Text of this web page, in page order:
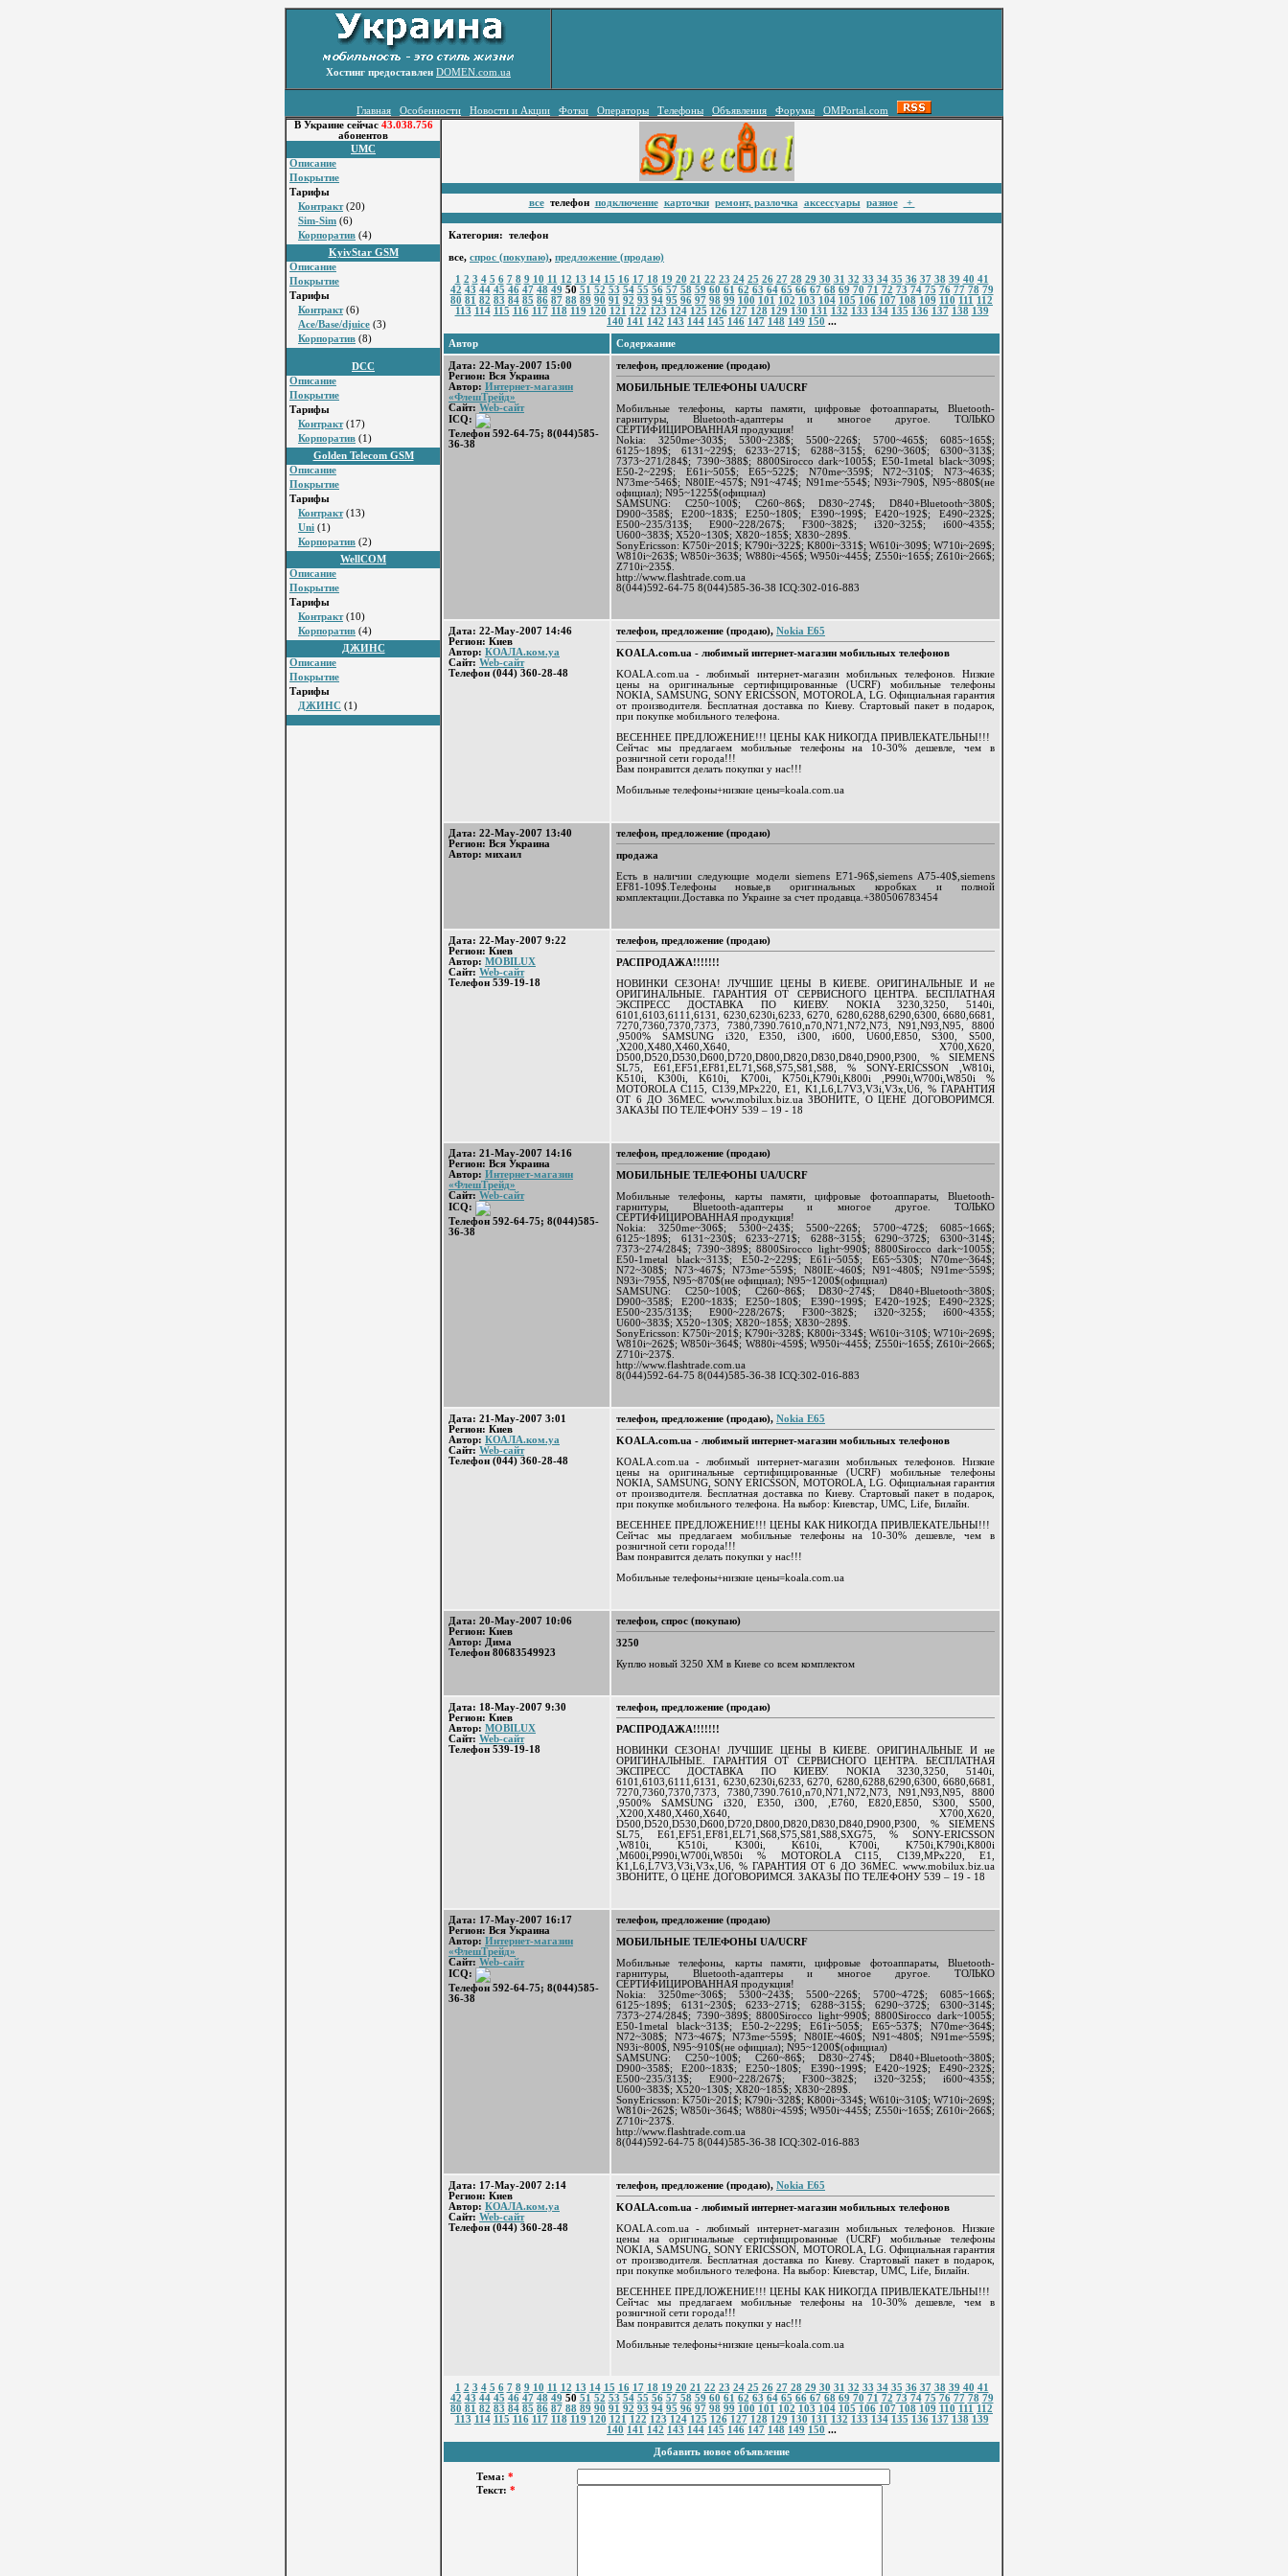
Хостинг предоставлен DOMEN.com.ua
Главная Особенности Новости и Акции Фотки Операторы Телефоны Объявления Форумы
OMPortal.com
В Украине сейчас 43.038.756
абонентов
UMC
Описание
Покрытие
Тарифы
Контракт(20)
Sim-Sim (6)
Корпоратив (4)
KyivStar GSM
Описание
Покрытие
Тарифы
Контракт(6)
Ace/Base/djuice (3)
Корпоратив (8)
DCC
Описание
Покрытие
Тарифы
Контракт(17)
Корпоратив (1)
Golden Telecom GSM
Описание
Покрытие
Тарифы
Контракт(13)
Uni (1)
Корпоратив (2)
WellCOM
Описание
Покрытие
Тарифы
Контракт(10)
Корпоратив (4)
ДЖИНС
Описание
Покрытие
Тарифы
ДЖИНС (1)
всетелефон подключение карточки ремонт, разлочка аксессуары разное +
Категория: телефон
все, спрос (покупаю), предложение (продаю)
1 2 3 4 5 6 7 8 9 10 11 12 13 14 15 16 17 18 19 20 21 22 23 24 25 26 27 28 29 30 31 32 33 34 35 36 37 38 39 40 41
42 43 44 45 46 47 48 49 50 51 52 53 54 55 56 57 58 59 60 61 62 63 64 65 66 67 68 69 70 71 72 73 74 75 76 77 78 79
80 81 82 83 84 85 86 87 88 89 90 91 92 93 94 95 96 97 98 99 100 101 102 103 104 105 106 107 108 109 110 111
112
113 114 115 116 117 118 119 120 121 122 123 124 125 126 127 128 129 130 131 132 133 134 135 136 137 138 139
140 141 142 143 144 145 146 147 148 149 150 ...
Автор Содержание
Дата: 22-May-2007 15:00
Регион: Вся Украина
Автор: Интернет-магазин
«ФлешТрейд»
Сайт: Web-сайт
ICQ:
Телефон 592-64-75; 8(044)585-
36-38
телефон, предложение (продаю)
МОБИЛЬНЫЕ ТЕЛЕФОНЫ UA/UCRF
Мобильные телефоны, карты памяти, цифровые фотоаппараты, Bluetooth-
гарнитуры, Bluetooth-адаптеры и многое другое. ТОЛЬКО
СЕРТИФИЦИРОВАННАЯ продукция!
Nokia: 3250me~303$; 5300~238$; 5500~226$; 5700~465$; 6085~165$;
6125~189$; 6131~229$; 6233~271$; 6288~315$; 6290~360$; 6300~313$;
7373~271/284$; 7390~388$; 8800Sirocco dark~1005$; E50-1metal black~309$;
E50-2~229$; E61i~505$; E65~522$; N70me~359$; N72~310$; N73~463$;
N73me~546$; N80IE~457$; N91~474$; N91me~554$; N93i~790$, N95~880$(не
официал); N95~1225$(официал)
SAMSUNG: C250~100$; C260~86$; D830~274$; D840+Bluetooth~380$;
D900~358$; E200~183$; E250~180$; E390~199$; E420~192$; E490~232$;
E500~235/313$; E900~228/267$; F300~382$; i320~325$; i600~435$;
U600~383$; X520~130$; X820~185$; X830~289$.
SonyEricsson: K750i~201$; K790i~322$; K800i~331$; W610i~309$; W710i~269$;
W810i~263$; W850i~363$; W880i~456$; W950i~445$; Z550i~165$; Z610i~266$;
Z710i~235$.
http://www.flashtrade.com.ua
8(044)592-64-75 8(044)585-36-38 ICQ:302-016-883
Дата: 22-May-2007 14:46
Регион: Киев
Автор: КОАЛА.ком.уа
Сайт: Web-сайт
Телефон (044) 360-28-48
телефон, предложение (продаю), Nokia E65
KOALA.com.ua - любимый интернет-магазин мобильных телефонов
KOALA.com.ua - любимый интернет-магазин мобильных телефонов. Низкие
цены на оригинальные сертифицированные (UCRF) мобильные телефоны
NOKIA, SAMSUNG, SONY ERICSSON, MOTOROLA, LG. Официальная гарантия
от производителя. Бесплатная доставка по Киеву. Стартовый пакет в подарок,
при покупке мобильного телефона.
ВЕСЕННЕЕ ПРЕДЛОЖЕНИЕ!!! ЦЕНЫ КАК НИКОГДА ПРИВЛЕКАТЕЛЬНЫ!!!
Сейчас мы предлагаем мобильные телефоны на 10-30% дешевле, чем в
розничной сети города!!!
Вам понравится делать покупки у нас!!!
Мобильные телефоны+низкие цены=koala.com.ua
Дата: 22-May-2007 13:40
Регион: Вся Украина
Автор: михаил
телефон, предложение (продаю)
продажа
Есть в наличии следующие модели siemens E71-96$,siemens A75-40$,siemens
EF81-109$.Телефоны новые,в оригинальных коробках и полной
комплектации.Доставка по Украине за счет продавца.+380506783454
Дата: 22-May-2007 9:22
Регион: Киев
Автор: MOBILUX
Сайт: Web-сайт
Телефон 539-19-18
телефон, предложение (продаю)
РАСПРОДАЖА!!!!!!!
НОВИНКИ СЕЗОНА! ЛУЧШИЕ ЦЕНЫ В КИЕВЕ. ОРИГИНАЛЬНЫЕ И не
ОРИГИНАЛЬНЫЕ. ГАРАНТИЯ ОТ СЕРВИСНОГО ЦЕНТРА. БЕСПЛАТНАЯ
ЭКСПРЕСС ДОСТАВКА ПО КИЕВУ. NOKIA 3230,3250, 5140i,
6101,6103,6111,6131, 6230,6230i,6233, 6270, 6280,6288,6290,6300, 6680,6681,
7270,7360,7370,7373, 7380,7390.7610,n70,N71,N72,N73, N91,N93,N95, 8800
,9500% SAMSUNG i320, E350, i300, i600, U600,E850, S300, S500,
,X200,X480,X460,X640, X700,X620,
D500,D520,D530,D600,D720,D800,D820,D830,D840,D900,P300, % SIEMENS
SL75, E61,EF51,EF81,EL71,S68,S75,S81,S88, % SONY-ERICSSON ,W810i,
K510i, K300i, K610i, K700i, K750i,K790i,K800i ,P990i,W700i,W850i %
MOTOROLA C115, C139,MPx220, E1, K1,L6,L7V3,V3i,V3x,U6, % ГАРАНТИЯ
ОТ 6 ДО 36МЕС. www.mobilux.biz.ua ЗВОНИТЕ, О ЦЕНЕ ДОГОВОРИМСЯ.
ЗАКАЗЫ ПО ТЕЛЕФОНУ 539 – 19 - 18
Дата: 21-May-2007 14:16
Регион: Вся Украина
Автор: Интернет-магазин
«ФлешТрейд»
Сайт: Web-сайт
ICQ:
Телефон 592-64-75; 8(044)585-
36-38
телефон, предложение (продаю)
МОБИЛЬНЫЕ ТЕЛЕФОНЫ UA/UCRF
Мобильные телефоны, карты памяти, цифровые фотоаппараты, Bluetooth-
гарнитуры, Bluetooth-адаптеры и многое другое. ТОЛЬКО
СЕРТИФИЦИРОВАННАЯ продукция!
Nokia: 3250me~306$; 5300~243$; 5500~226$; 5700~472$; 6085~166$;
6125~189$; 6131~230$; 6233~271$; 6288~315$; 6290~372$; 6300~314$;
7373~274/284$; 7390~389$; 8800Sirocco light~990$; 8800Sirocco dark~1005$;
E50-1metal black~313$; E50-2~229$; E61i~505$; E65~530$; N70me~364$;
N72~308$; N73~467$; N73me~559$; N80IE~460$; N91~480$; N91me~559$;
N93i~795$, N95~870$(не официал); N95~1200$(официал)
SAMSUNG: C250~100$; C260~86$; D830~274$; D840+Bluetooth~380$;
D900~358$; E200~183$; E250~180$; E390~199$; E420~192$; E490~232$;
E500~235/313$; E900~228/267$; F300~382$; i320~325$; i600~435$;
U600~383$; X520~130$; X820~185$; X830~289$.
SonyEricsson: K750i~201$; K790i~328$; K800i~334$; W610i~310$; W710i~269$;
W810i~262$; W850i~364$; W880i~459$; W950i~445$; Z550i~165$; Z610i~266$;
Z710i~237$.
http://www.flashtrade.com.ua
8(044)592-64-75 8(044)585-36-38 ICQ:302-016-883
Дата: 21-May-2007 3:01
Регион: Киев
Автор: КОАЛА.ком.уа
Сайт: Web-сайт
Телефон (044) 360-28-48
телефон, предложение (продаю), Nokia E65
KOALA.com.ua - любимый интернет-магазин мобильных телефонов
KOALA.com.ua - любимый интернет-магазин мобильных телефонов. Низкие
цены на оригинальные сертифицированные (UCRF) мобильные телефоны
NOKIA, SAMSUNG, SONY ERICSSON, MOTOROLA, LG. Официальная гарантия
от производителя. Бесплатная доставка по Киеву. Стартовый пакет в подарок,
при покупке мобильного телефона. На выбор: Киевстар, UMC, Life, Билайн.
ВЕСЕННЕЕ ПРЕДЛОЖЕНИЕ!!! ЦЕНЫ КАК НИКОГДА ПРИВЛЕКАТЕЛЬНЫ!!!
Сейчас мы предлагаем мобильные телефоны на 10-30% дешевле, чем в
розничной сети города!!!
Вам понравится делать покупки у нас!!!
Мобильные телефоны+низкие цены=koala.com.ua
Дата: 20-May-2007 10:06
Регион: Киев
Автор: Дима
Телефон 80683549923
телефон, спрос (покупаю)
3250
Куплю новый 3250 XM в Киеве со всем комплектом
Дата: 18-May-2007 9:30
Регион: Киев
Автор: MOBILUX
Сайт: Web-сайт
Телефон 539-19-18
телефон, предложение (продаю)
РАСПРОДАЖА!!!!!!!
НОВИНКИ СЕЗОНА! ЛУЧШИЕ ЦЕНЫ В КИЕВЕ. ОРИГИНАЛЬНЫЕ И не
ОРИГИНАЛЬНЫЕ. ГАРАНТИЯ ОТ СЕРВИСНОГО ЦЕНТРА. БЕСПЛАТНАЯ
ЭКСПРЕСС ДОСТАВКА ПО КИЕВУ. NOKIA 3230,3250, 5140i,
6101,6103,6111,6131, 6230,6230i,6233, 6270, 6280,6288,6290,6300, 6680,6681,
7270,7360,7370,7373, 7380,7390.7610,n70,N71,N72,N73, N91,N93,N95, 8800
,9500% SAMSUNG i320, E350, i300, ,E760, E820,E850, S300, S500,
,X200,X480,X460,X640, X700,X620,
D500,D520,D530,D600,D720,D800,D820,D830,D840,D900,P300, % SIEMENS
SL75, E61,EF51,EF81,EL71,S68,S75,S81,S88,SXG75, % SONY-ERICSSON
,W810i, K510i, K300i, K610i, K700i, K750i,K790i,K800i
,M600i,P990i,W700i,W850i % MOTOROLA C115, C139,MPx220, E1,
K1,L6,L7V3,V3i,V3x,U6, % ГАРАНТИЯ ОТ 6 ДО 36МЕС. www.mobilux.biz.ua
ЗВОНИТЕ, О ЦЕНЕ ДОГОВОРИМСЯ. ЗАКАЗЫ ПО ТЕЛЕФОНУ 539 – 19 - 18
Дата: 17-May-2007 16:17
Регион: Вся Украина
Автор: Интернет-магазин
«ФлешТрейд»
Сайт: Web-сайт
ICQ:
Телефон 592-64-75; 8(044)585-
36-38
телефон, предложение (продаю)
МОБИЛЬНЫЕ ТЕЛЕФОНЫ UA/UCRF
Мобильные телефоны, карты памяти, цифровые фотоаппараты, Bluetooth-
гарнитуры, Bluetooth-адаптеры и многое другое. ТОЛЬКО
СЕРТИФИЦИРОВАННАЯ продукция!
Nokia: 3250me~306$; 5300~243$; 5500~226$; 5700~472$; 6085~166$;
6125~189$; 6131~230$; 6233~271$; 6288~315$; 6290~372$; 6300~314$;
7373~274/284$; 7390~389$; 8800Sirocco light~990$; 8800Sirocco dark~1005$;
E50-1metal black~313$; E50-2~229$; E61i~505$; E65~537$; N70me~364$;
N72~308$; N73~467$; N73me~559$; N80IE~460$; N91~480$; N91me~559$;
N93i~800$, N95~910$(не официал); N95~1200$(официал)
SAMSUNG: C250~100$; C260~86$; D830~274$; D840+Bluetooth~380$;
D900~358$; E200~183$; E250~180$; E390~199$; E420~192$; E490~232$;
E500~235/313$; E900~228/267$; F300~382$; i320~325$; i600~435$;
U600~383$; X520~130$; X820~185$; X830~289$.
SonyEricsson: K750i~201$; K790i~328$; K800i~334$; W610i~310$; W710i~269$;
W810i~262$; W850i~364$; W880i~459$; W950i~445$; Z550i~165$; Z610i~266$;
Z710i~237$.
http://www.flashtrade.com.ua
8(044)592-64-75 8(044)585-36-38 ICQ:302-016-883
Дата: 17-May-2007 2:14
Регион: Киев
Автор: КОАЛА.ком.уа
Сайт: Web-сайт
Телефон (044) 360-28-48
телефон, предложение (продаю), Nokia E65
KOALA.com.ua - любимый интернет-магазин мобильных телефонов
KOALA.com.ua - любимый интернет-магазин мобильных телефонов. Низкие
цены на оригинальные сертифицированные (UCRF) мобильные телефоны
NOKIA, SAMSUNG, SONY ERICSSON, MOTOROLA, LG. Официальная гарантия
от производителя. Бесплатная доставка по Киеву. Стартовый пакет в подарок,
при покупке мобильного телефона. На выбор: Киевстар, UMC, Life, Билайн.
ВЕСЕННЕЕ ПРЕДЛОЖЕНИЕ!!! ЦЕНЫ КАК НИКОГДА ПРИВЛЕКАТЕЛЬНЫ!!!
Сейчас мы предлагаем мобильные телефоны на 10-30% дешевле, чем в
розничной сети города!!!
Вам понравится делать покупки у нас!!!
Мобильные телефоны+низкие цены=koala.com.ua
1 2 3 4 5 6 7 8 9 10 11 12 13 14 15 16 17 18 19 20 21 22 23 24 25 26 27 28 29 30 31 32 33 34 35 36 37 38 39 40 41
42 43 44 45 46 47 48 49 50 51 52 53 54 55 56 57 58 59 60 61 62 63 64 65 66 67 68 69 70 71 72 73 74 75 76 77 78 79
80 81 82 83 84 85 86 87 88 89 90 91 92 93 94 95 96 97 98 99 100 101 102 103 104 105 106 107 108 109 110 111
112
113 114 115 116 117 118 119 120 121 122 123 124 125 126 127 128 129 130 131 132 133 134 135 136 137 138 139
140 141 142 143 144 145 146 147 148 149 150 ...
Добавить новое объявление
Тема: *
Текст: *